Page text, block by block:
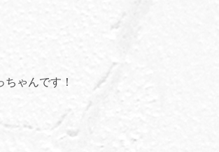
ゃんです！